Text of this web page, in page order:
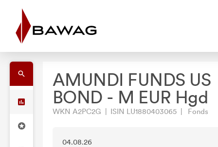
AMUNDI FUNDS US
BOND - M EUR Hgd
WKN A2PC2G | ISIN LU1880403065 | Fonds
04.08.26